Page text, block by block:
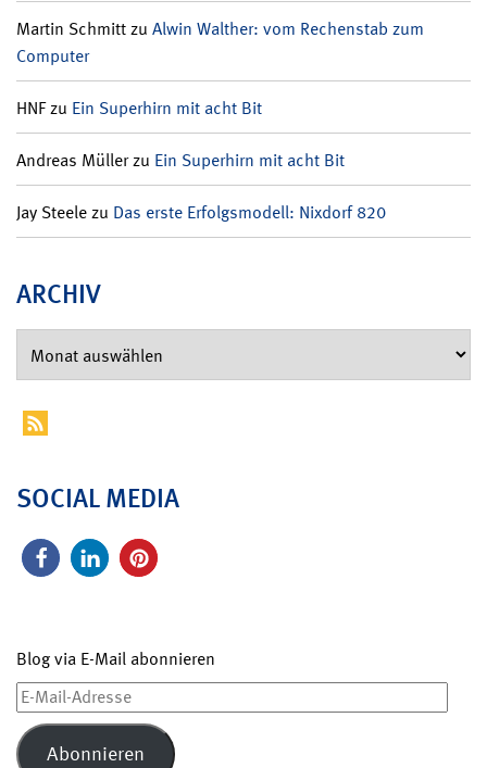
Martin Schmittzu Alwin Walther: vom Rechenstab zum
Computer
HNFzu Ein Superhirn mit acht Bit
Andreas Müllerzu Ein Superhirn mit acht Bit
Jay Steelezu Das erste Erfolgsmodell: Nixdorf 820
ARCHIV
SOCIAL MEDIA
Blog via E-Mail abonnieren
E-
Mail-
Adresse
Abonnieren